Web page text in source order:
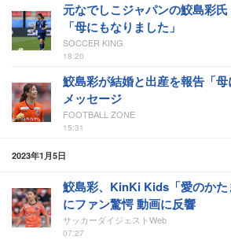
元なでしこジャパンの鮫島彩
「母にもなりました」
SOCCER KING
18:20
鮫島彩が結婚と出産を報告「
メッセージ
FOOTBALL ZONE
15:31
2023年1月5日
鮫島彩、KinKi Kids「愛のか
にファン驚愕 動画に反響
サッカーダイジェストWeb
07:27